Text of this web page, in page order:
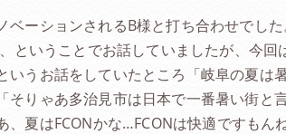
ーションされるB様と打ち合わせでした
ということでお話していましたが、今回
いうお話をしていたところ「岐阜の夏は
そりゃあ多治見市は日本で一番暑い街と
夏はFCONかな…FCONは快適ですもん